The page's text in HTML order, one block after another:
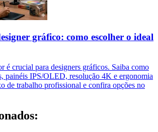
gráfico: como escolher o ideal
é crucial para designers gráficos. Saiba como
painéis IPS/OLED, resolução 4K e ergonomia
de trabalho profissional e confira opções no